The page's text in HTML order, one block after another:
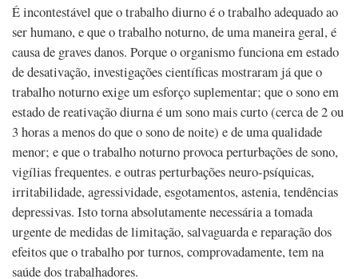
É incontestável que o trabalho diurno é o trabalho adequado ao
ser humano, e que o trabalho noturno, de uma maneira geral, é
causa de graves danos. Porque o organismo funciona em estado
de desativação, investigações científicas mostraram já que o
trabalho noturno exige um esforço suplementar; que o sono em
estado de reativação diurna é um sono mais curto (cerca de 2 ou
3 horas a menos do que o sono de noite) e de uma qualidade
menor; e que o trabalho noturno provoca perturbações de sono,
vigílias frequentes. e outras perturbações neuro-psíquicas,
irritabilidade, agressividade, esgotamentos, astenia, tendências
depressivas. Isto torna absolutamente necessária a tomada
urgente de medidas de limitação, salvaguarda e reparação dos
efeitos que o trabalho por turnos, comprovadamente, tem na
saúde dos trabalhadores.